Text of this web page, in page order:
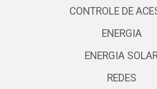
CONTROLE DE
ENERGIA
ENERGIA
REDES